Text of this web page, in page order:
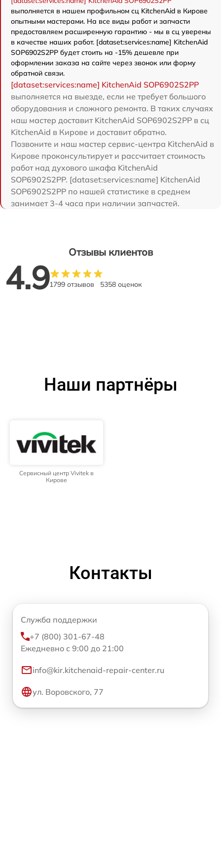
выполняется в нашем профильном сц KitchenAid в Кирове
опытными мастерами. На все виды работ и запчасти
предоставляем расширенную гарантию - мы в сц уверены
в качестве наших работ. [dataset:services:name] KitchenAid
SOP6902S2PP будет стоить на -15% дешевле при
оформлении заказа на сайте через звонок или форму
обратной связи.
[dataset:services:name] KitchenAid SOP6902S2PP
выполняется на выезде, если не требует большого
оборудования и сложного ремонта. В таких случаях
наш мастер доставит KitchenAid SOP6902S2PP в сц
KitchenAid в Кирове и доставит обратно.
Позвоните и наш мастер сервис-центра KitchenAid в
Кирове проконсультирует и рассчитает стоимость
работ над духового шкафа KitchenAid
SOP6902S2PP. [dataset:services:name] KitchenAid
SOP6902S2PP по нашей статистике в среднем
занимает 3-4 часа при наличии запчастей.
Отзывы клиентов
4.91799 отзывов 5358 оценок
Наши партнёры
Сервисный центр Vivitek в
Кирове
Контакты
Служба поддержки
+7 (800) 301-67-48
Ежедневно с 9:00 до 21:00
info@kir.kitchenaid-repair-center.ru
ул. Воровского, 77